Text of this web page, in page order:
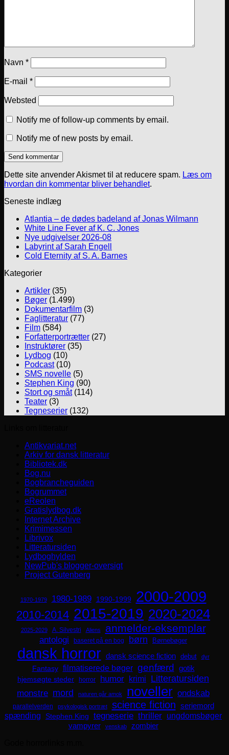
Navn *
E-mail *
Websted
Notify me of follow-up comments by email.
Notify me of new posts by email.
Dette site anvender Akismet til at reducere spam. Læs om
hvordan din kommentar bliver behandlet.
Seneste indlæg
Atlantia – de dødes badeland af Jonas Wilmann
White Line Fever af K. C. Jones
Nye udgivelser 2026-08
Labyrint af Sarah Engell
Cold Eternity af S. A. Barnes
Kategorier
Artikler (35)
Bøger (1.499)
Dokumentarfilm (3)
Faglitteratur (77)
Film (584)
Forfatterportrætter (27)
Instruktører (35)
Lydbog (10)
Podcast(10)
SMS novelle (5)
Stephen King (90)
Stort og småt(114)
Teater (3)
Tegneserier (132)
Antikvariat.net
Arkiv for dansk litteratur
Bibliotek.dk
Bog.nu
Bogbrancheguiden
Bogrummet
eReolen
Gratislydbog.dk
Internet Archive
Krimimessen
Librivox
Litteratursiden
Lydboghylden
NewPub's blogger-oversigt
Project Gutenberg
1970-1979 1980-1989 1990-1999 2000-2009
2010-2014 2015-2019 2020-2024
2025-2029 A. Silvestri Aliens anmelder-eksemplar
antologi baseret på en bog børn Børnebøger
dansk horror dansk science fiction debut dyr
Fantasy filmatiserede bøger genfærd
gotik
hjemsøgte steder
horror humor krimi Litteratursiden
monstre mord naturen går amok noveller ondskab
parallelverden psykologisk portræt science fiction seriemord
spænding Stephen King tegneserie thriller ungdomsbøger
vampyrer venskab
zombier